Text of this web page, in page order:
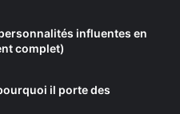
influentes en
complet)
il porte des